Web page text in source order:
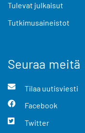
Tulevat julkaisut
Tutkimusaineistot
Seuraa meitä
Tilaa uutisviesti
Facebook
Twitter